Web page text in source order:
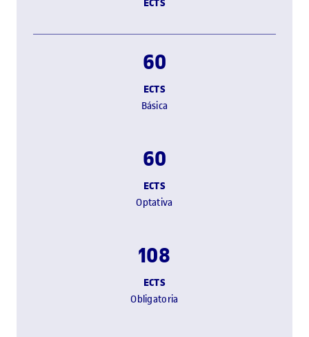
60
ECTS
Básica
60
ECTS
Optativa
108
ECTS
Obligatoria